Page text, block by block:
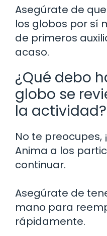
Asegúrate de
los globos por sí
de primeros
acaso.
¿Qué debo
globo se
la actividad?
No te preocupes,
Anima a los
continuar.
Asegúrate de
mano para
rápidamente.